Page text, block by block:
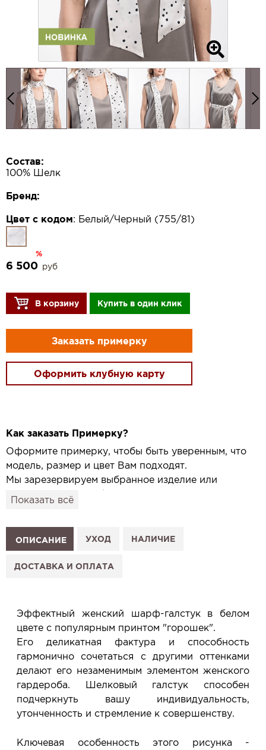
Состав:
100% Шелк
Бренд:
Цвет с кодом: Белый/Черный (755/81)
%
6 500 руб
В корзину Купить в один клик
Заказать примерку
Оформить клубную карту
Как заказать Примерку?
Оформите примерку, чтобы быть уверенным, что
модель, размер и цвет Вам подходят.
Мы зарезервируем выбранное изделие или
привезём его в удобный для вас салон и
1. Выберите изделие на сайте.
2. Нажмите «Заказать примерку» и выберите салон.
3. Заполните форму и отправьте заявку.
Услуга бесплатная и ни к чему не обязывает: Вы
примеряете в салоне и уже на месте решаете,
покупать или нет.
Планируйте визит в удобное для Вас время -
резерв действует 5 дней.
Показать всё
ОПИСАНИЕ УХОД НАЛИЧИЕ
ДОСТАВКА И ОПЛАТА
Эффектный женский шарф-галстук в белом
цвете с популярным принтом "горошек".
Его деликатная фактура и способность
гармонично сочетаться с другими оттенками
делают его незаменимым элементом женского
гардероба. Шелковый галстук способен
подчеркнуть вашу индивидуальность,
утонченность и стремление к совершенству.
Ключевая особенность этого рисунка -